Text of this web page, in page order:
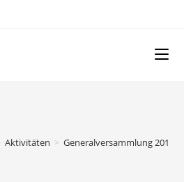
Aktivitäten > Generalversammlung 2018